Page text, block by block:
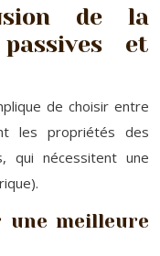
de la
et
de choisir entre
les propriétés des
qui nécessitent une
une meilleure